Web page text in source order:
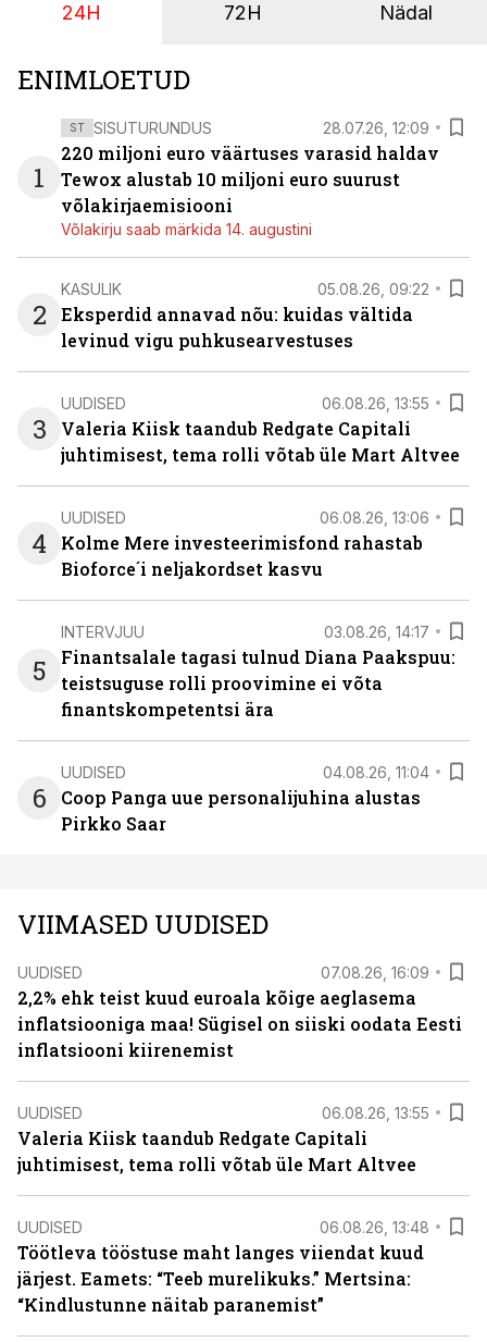
24H 72H Nädal
ENIMLOETUD
1
ST SISUTURUNDUS 28.07.26, 12:09
220 miljoni euro väärtuses varasid haldav
Tewox alustab 10 miljoni euro suurust
võlakirjaemisiooni
Võlakirju saab märkida 14. augustini
2
KASULIK 05.08.26, 09:22
Eksperdid annavad nõu: kuidas vältida
levinud vigu puhkusearvestuses
3
UUDISED 06.08.26, 13:55
Valeria Kiisk taandub Redgate Capitali
juhtimisest, tema rolli võtab üle Mart Altvee
4
UUDISED 06.08.26, 13:06
Kolme Mere investeerimisfond rahastab
Bioforce´i neljakordset kasvu
5
INTERVJUU 03.08.26, 14:17
Finantsalale tagasi tulnud Diana Paakspuu:
teistsuguse rolli proovimine ei võta
finantskompetentsi ära
6
UUDISED 04.08.26, 11:04
Coop Panga uue personalijuhina alustas
Pirkko Saar
VIIMASED UUDISED
UUDISED 07.08.26, 16:09
2,2% ehk teist kuud euroala kõige aeglasema
inflatsiooniga maa! Sügisel on siiski oodata Eesti
inflatsiooni kiirenemist
UUDISED 06.08.26, 13:55
Valeria Kiisk taandub Redgate Capitali
juhtimisest, tema rolli võtab üle Mart Altvee
UUDISED 06.08.26, 13:48
Töötleva tööstuse maht langes viiendat kuud
järjest. Eamets: “Teeb murelikuks.” Mertsina:
“Kindlustunne näitab paranemist”